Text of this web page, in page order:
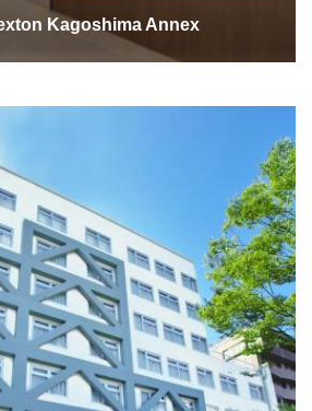
Kagoshima Annex